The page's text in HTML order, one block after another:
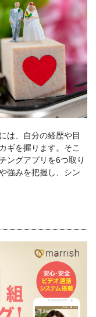
は、自分の経歴や目
ギを握ります。そこ
ングアプリを6つ取り
強みを把握し、シン